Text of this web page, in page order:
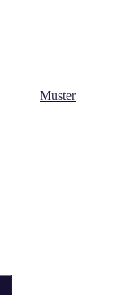
Muster